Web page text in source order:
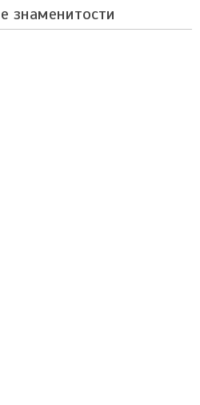
знаменитости